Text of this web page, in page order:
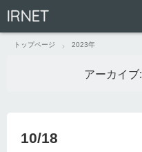
IRNET
トップページ 2023年
アーカイブ:
10/18